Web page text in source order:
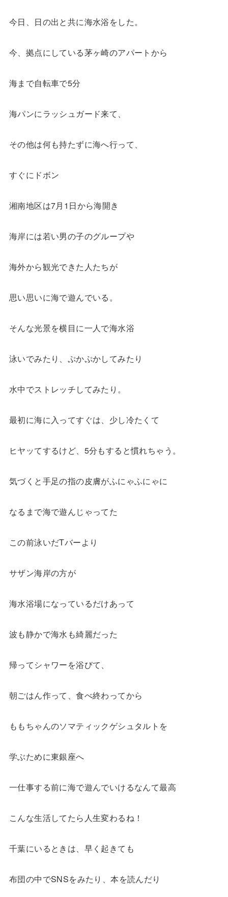
今日、日の出と共に海水浴をした。
今、拠点にしている茅ヶ崎のアパートから
海まで自転車で5分
海パンにラッシュガード来て、
その他は何も持たずに海へ行って、
すぐにドボン
湘南地区は7月1日から海開き
海岸には若い男の子のグループや
海外から観光できた人たちが
思い思いに海で遊んでいる。
そんな光景を横目に一人で海水浴
泳いでみたり、ぷかぷかしてみたり
水中でストレッチしてみたり。
最初に海に入ってすぐは、少し冷たくて
ヒヤッてするけど、5分もすると慣れちゃう。
気づくと手足の指の皮膚がふにゃふにゃに
なるまで海で遊んじゃってた
この前泳いだTバーより
サザン海岸の方が
海水浴場になっているだけあって
波も静かで海水も綺麗だった
帰ってシャワーを浴びて、
朝ごはん作って、食べ終わってから
ももちゃんのソマティックゲシュタルトを
学ぶために東銀座へ
一仕事する前に海で遊んでいけるなんて最高
こんな生活してたら人生変わるね！
千葉にいるときは、早く起きても
布団の中でSNSをみたり、本を読んだり